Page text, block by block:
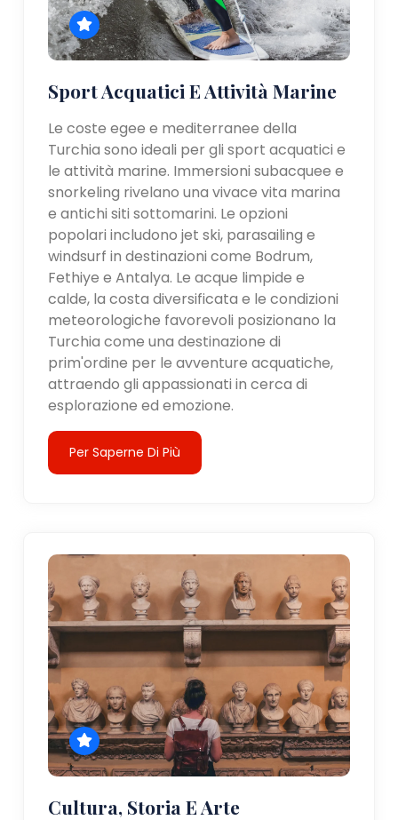
Sport Acquatici E Attività Marine
Le coste egee e mediterranee della
Turchia sono ideali per gli sport acquatici e
le attività marine. Immersioni subacquee e
snorkeling rivelano una vivace vita marina
e antichi siti sottomarini. Le opzioni
popolari includono jet ski, parasailing e
windsurf in destinazioni come Bodrum,
Fethiye e Antalya. Le acque limpide e
calde, la costa diversificata e le condizioni
meteorologiche favorevoli posizionano la
Turchia come una destinazione di
prim'ordine per le avventure acquatiche,
attraendo gli appassionati in cerca di
esplorazione ed emozione.
Per Saperne Di Più
Cultura, Storia E Arte